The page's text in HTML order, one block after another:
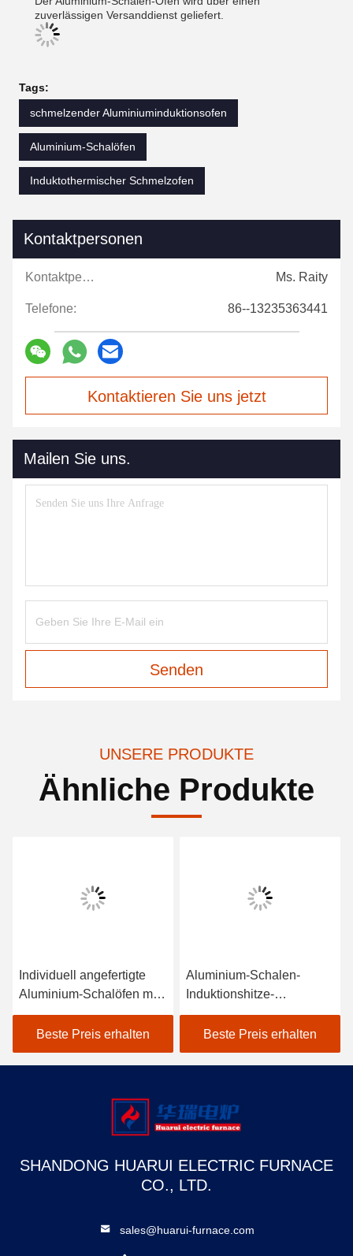
zuverlässigen Versanddienst geliefert.
Tags:
schmelzender Aluminiuminduktionsofen
Aluminium-Schalöfen
Induktothermischer Schmelzofen
Kontaktpersonen
Kontaktpersonen: Ms. Raity
Telefone: 86--13235363441
Kontaktieren Sie uns jetzt
Mailen Sie uns.
Senden
UNSERE PRODUKTE
Ähnliche Produkte
Individuell angefertigte
Aluminium-Schalöfen mit
hoher Haltbarkeit
Einfacher Betrieb
Energieeinsparung
Beste Preis erhalten
Aluminium-Schalen-
Induktionshitze-
Schmelzofen
Beste Preis erhalten
SHANDONG HUARUI ELECTRIC FURNACE
CO., LTD.
sales@huarui-furnace.com